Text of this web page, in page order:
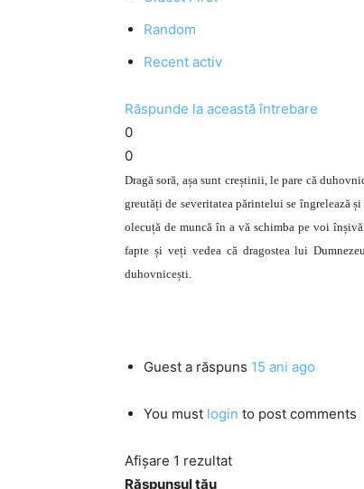
Random
Recent activ
Răspunde la această întrebare
0
0
Dragă soră, așa sunt creștinii, le pare că
greutăți de severitatea părintelui se îngrelează
olecuță de muncă în a vă schimba pe voi
fapte și veți vedea că dragostea lui
duhovnicești.
Guest a răspuns 15 ani ago
You must login to post comments
Afișare 1 rezultat
Răspunsul tău